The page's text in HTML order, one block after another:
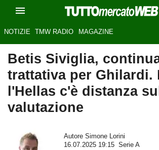
NOTIZIE TMW RADIO MAGAZINE
Betis Siviglia,
trattativa per Ghilardi.
l'Hellas c'è distanza
valutazione
Autore Simone Lorini
16.07.2025 19:15
Serie A